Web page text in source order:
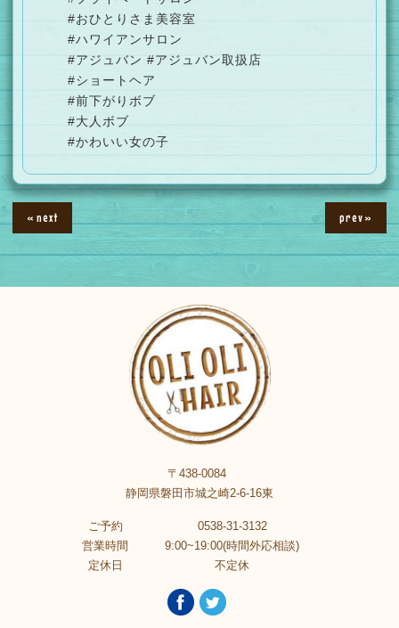
#おひとりさま美容室
#ハワイアンサロン
#アジュバン #アジュバン取扱店
#ショートヘア
#前下がりボブ
#大人ボブ
#かわいい女の子
« next prev »
〒438-0084
静岡県磐田市城之崎2-6-16東
ご予約
0538-31-3132
営業時間
9:00~19:00(時間外応相談)
定休日
不定休